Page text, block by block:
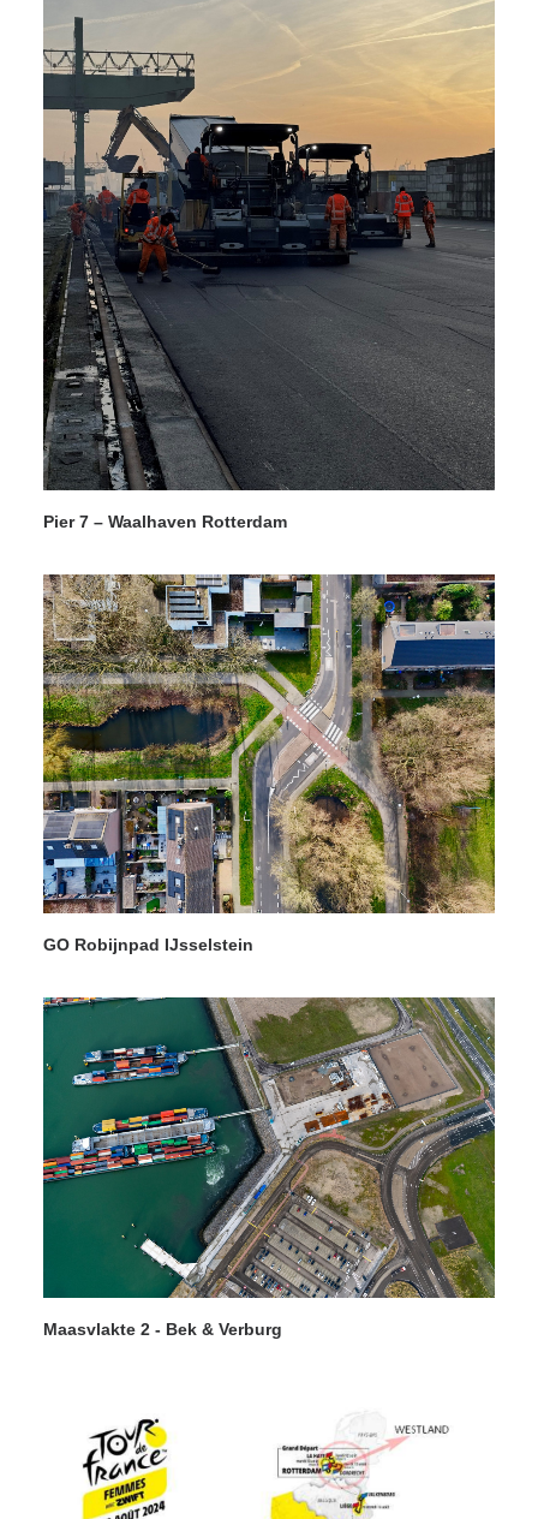
Pier 7 – Waalhaven Rotterdam
GO Robijnpad IJsselstein
Maasvlakte 2 - Bek & Verburg